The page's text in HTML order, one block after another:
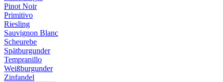
Pinot Noir
Primitivo
Riesling
Sauvignon Blanc
Scheurebe
Spätburgunder
Tempranillo
Weißburgunder
Zinfandel